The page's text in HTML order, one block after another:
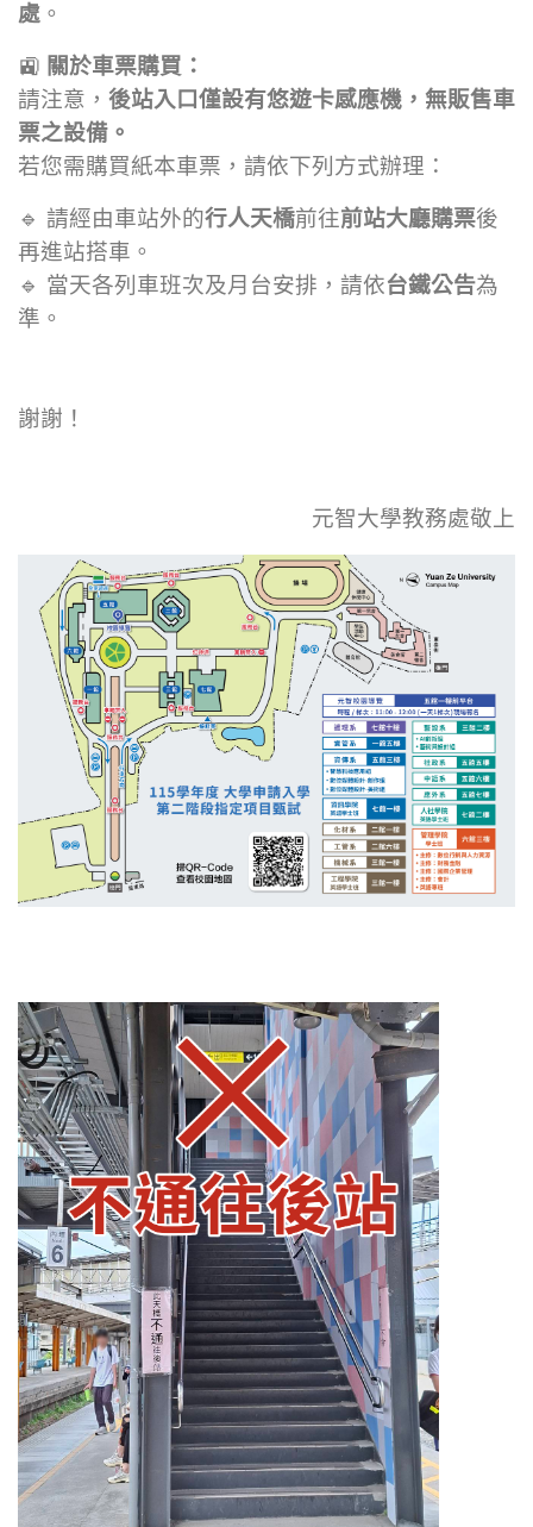
處 。
🚉 關於車票購買：
請注意， 後站入口僅設有悠遊卡感應機，無販售車
票之設備。
若您需購買紙本車票，請依下列方式辦理：
🔹 請經由車站外的行人天橋前往前站大廳購票後
再進站搭車。
🔹 當天各列車班次及月台安排，請依台鐵公告為
準。
謝謝！
元智大學教務處敬上